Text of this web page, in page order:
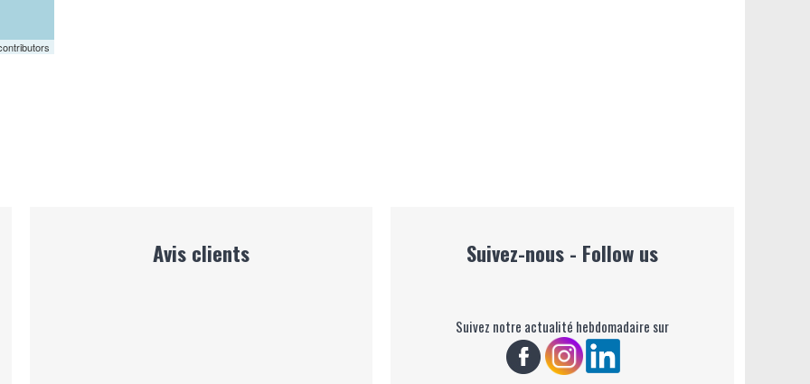
Avis clients Suivez-nous - Follow us
Suivez notre actualité hebdomadaire sur